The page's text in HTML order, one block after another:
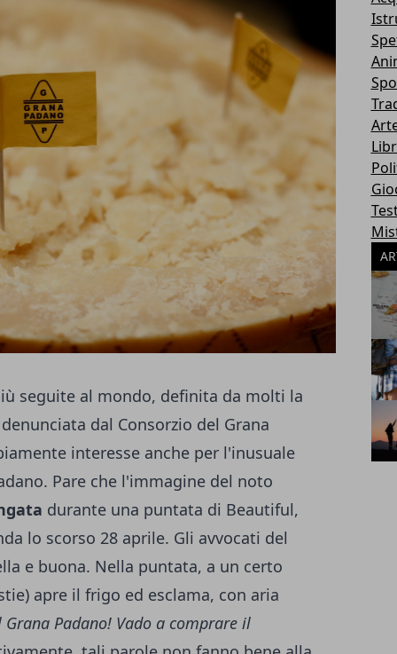
seguite al mondo, definita da molti la
dal Consorzio del Grana
interesse anche per l'inusuale
Pare che l'immagine del noto
durante una puntata di Beautiful,
lo scorso 28 aprile. Gli avvocati del
e buona. Nella puntata, a un certo
apre il frigo ed esclama, con aria
Padano! Vado a comprare il